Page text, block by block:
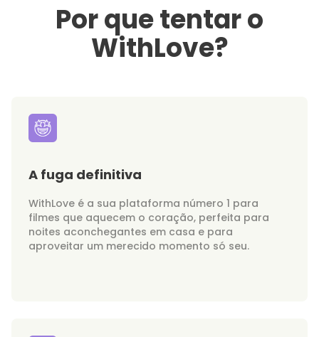
Por que tentar o
WithLove?
A fuga definitiva
WithLove é a sua plataforma número 1 para
filmes que aquecem o coração, perfeita para
noites aconchegantes em casa e para
aproveitar um merecido momento só seu.